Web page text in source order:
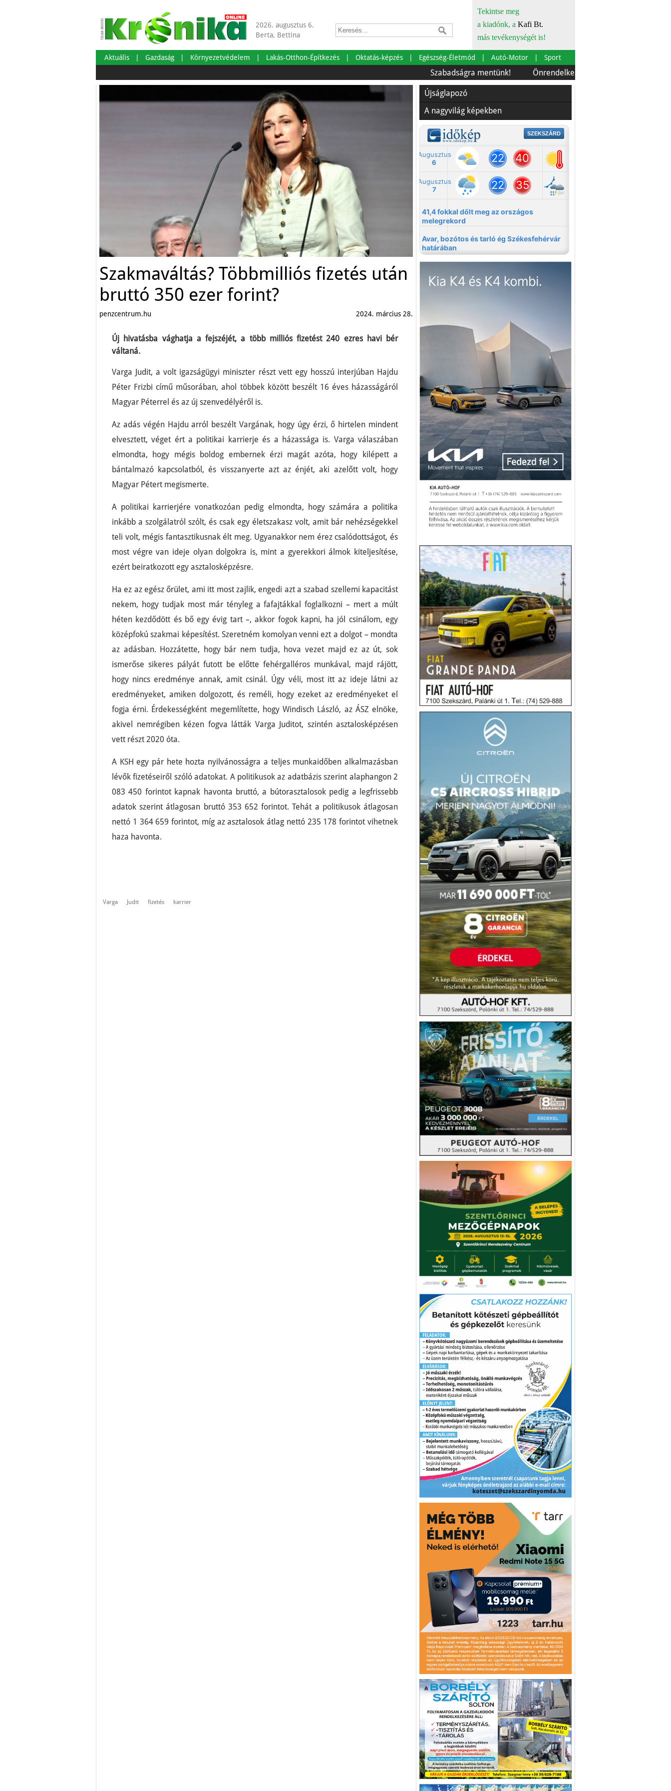
2026. augusztus 6.
Berta, Bettina
Tekintse meg
a kiadónk, a Kafi Bt.
más tevékenységét is!
Aktuális Gazdaság Környezetvédelem Lakás-Otthon-Építkezés Oktatás-képzés Egészség-Életmód Autó-Motor Sport
Szabadságra mentünk! Önrendelkezés és szürkebarát
Szakmaváltás? Többmilliós fizetés után
bruttó 350 ezer forint?
penzcentrum.hu 2024. március 28.
Új hivatásba vághatja a fejszéjét, a több milliós fizetést 240 ezres havi bér
váltaná.
Varga Judit, a volt igazságügyi miniszter részt vett egy hosszú interjúban Hajdu
Péter Frizbi című műsorában, ahol többek között beszélt 16 éves házasságáról
Magyar Péterrel és az új szenvedélyéről is.
Az adás végén Hajdu arról beszélt Vargának, hogy úgy érzi, ő hirtelen mindent
elvesztett, véget ért a politikai karrierje és a házassága is. Varga válaszában
elmondta, hogy mégis boldog embernek érzi magát azóta, hogy kilépett a
bántalmazó kapcsolatból, és visszanyerte azt az énjét, aki azelőtt volt, hogy
Magyar Pétert megismerte.
A politikai karrierjére vonatkozóan pedig elmondta, hogy számára a politika
inkább a szolgálatról szólt, és csak egy életszakasz volt, amit bár nehézségekkel
teli volt, mégis fantasztikusnak élt meg. Ugyanakkor nem érez csalódottságot, és
most végre van ideje olyan dolgokra is, mint a gyerekkori álmok kiteljesítése,
ezért beiratkozott egy asztalosképzésre.
Ha ez az egész őrület, ami itt most zajlik, engedi azt a szabad szellemi kapacitást
nekem, hogy tudjak most már tényleg a fafajtákkal foglalkozni – mert a múlt
héten kezdődött és bő egy évig tart –, akkor fogok kapni, ha jól csinálom, egy
középfokú szakmai képesítést. Szeretném komolyan venni ezt a dolgot – mondta
az adásban. Hozzátette, hogy bár nem tudja, hova vezet majd ez az út, sok
ismerőse sikeres pályát futott be előtte fehérgalléros munkával, majd rájött,
hogy nincs eredménye annak, amit csinál. Úgy véli, most itt az ideje látni az
eredményeket, amiken dolgozott, és reméli, hogy ezeket az eredményeket el
fogja érni. Érdekességként megemlítette, hogy Windisch László, az ÁSZ elnöke,
akivel nemrégiben kézen fogva látták Varga Juditot, szintén asztalosképzésen
vett részt 2020 óta.
A KSH egy pár hete hozta nyilvánosságra a teljes munkaidőben alkalmazásban
lévők fizetéseiről szóló adatokat. A politikusok az adatbázis szerint alaphangon 2
083 450 forintot kapnak havonta bruttó, a bútorasztalosok pedig a legfrissebb
adatok szerint átlagosan bruttó 353 652 forintot. Tehát a politikusok átlagosan
nettó 1 364 659 forintot, míg az asztalosok átlag nettó 235 178 forintot vihetnek
haza havonta.
Varga Judit fizetés karrier
Újságlapozó
A nagyvilág képekben